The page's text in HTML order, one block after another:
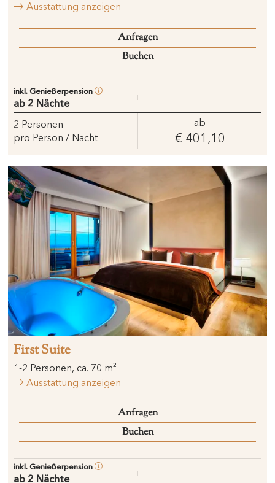
Ausstattung anzeigen
Anfragen
Buchen
inkl. Genießerpension
ab 2 Nächte
2 Personen
pro Person / Nacht
ab
€ 401,10
First Suite
1-2 Personen, ca. 70 m²
Ausstattung anzeigen
Anfragen
Buchen
inkl. Genießerpension
ab 2 Nächte